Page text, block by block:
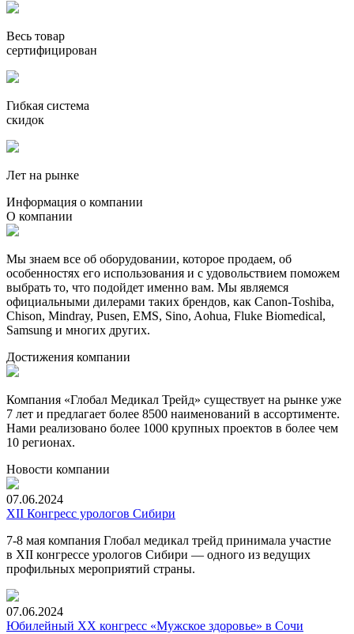
Весь товар
сертифицирован
Гибкая система
скидок
Лет на рынке
Информация о компании
О компании
Мы знаем все об оборудовании, которое продаем, об
особенностях его использования и с удовольствием поможем
выбрать то, что подойдет именно вам. Мы являемся
официальными дилерами таких брендов, как Canon-Toshiba,
Chison, Mindray, Pusen, EMS, Sino, Aohua, Fluke Biomedical,
Samsung и многих других.
Достижения компании
Компания «Глобал Медикал Трейд» существует на рынке уже
7 лет и предлагает более 8500 наименований в ассортименте.
Нами реализовано более 1000 крупных проектов в более чем
10 регионах.
Новости компании
07.06.2024
XII Конгресс урологов Сибири
7-8 мая компания Глобал медикал трейд принимала участие
в XII конгрессе урологов Сибири — одного из ведущих
профильных мероприятий страны.
07.06.2024
Юбилейный XX конгресс «Мужское здоровье» в Сочи